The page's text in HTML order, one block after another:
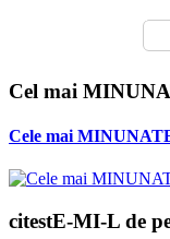
Cel mai
Cele mai
citestE-MI-L de